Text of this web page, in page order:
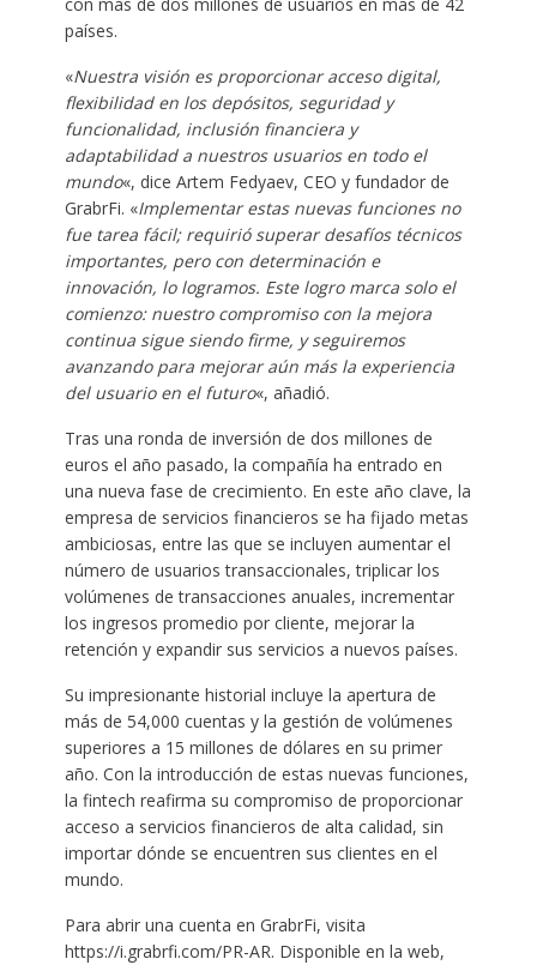
países.
«Nuestra visión es proporcionar acceso digital,
flexibilidad en los depósitos, seguridad y
funcionalidad, inclusión financiera y
adaptabilidad a nuestros usuarios en todo el
mundo«, dice Artem Fedyaev, CEO y fundador de
GrabrFi. «Implementar estas nuevas funciones no
fue tarea fácil; requirió superar desafíos técnicos
importantes, pero con determinación e
innovación, lo logramos. Este logro marca solo el
comienzo: nuestro compromiso con la mejora
continua sigue siendo firme, y seguiremos
avanzando para mejorar aún más la experiencia
del usuario en el futuro«, añadió.
Tras una ronda de inversión de dos millones de
euros el año pasado, la compañía ha entrado en
una nueva fase de crecimiento. En este año clave, la
empresa de servicios financieros se ha fijado metas
ambiciosas, entre las que se incluyen aumentar el
número de usuarios transaccionales, triplicar los
volúmenes de transacciones anuales, incrementar
los ingresos promedio por cliente, mejorar la
retención y expandir sus servicios a nuevos países.
Su impresionante historial incluye la apertura de
más de 54,000 cuentas y la gestión de volúmenes
superiores a 15 millones de dólares en su primer
año. Con la introducción de estas nuevas funciones,
la fintech reafirma su compromiso de proporcionar
acceso a servicios financieros de alta calidad, sin
importar dónde se encuentren sus clientes en el
mundo.
Para abrir una cuenta en GrabrFi, visita
https://i.grabrfi.com/PR-AR. Disponible en la web,